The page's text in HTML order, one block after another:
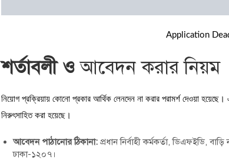
Application
শর্তাবলী ওআবেদন করার নিয়ম
নিয়োগ প্রক্রিয়ায় কোনো প্রকার আর্থিক লেনদেন না করার পরামর্শ দেওয়া হয়েছে।
নিরুৎসাহিত করা হয়েছে।
আবেদন পাঠানোর ঠিকানা:প্রধান নির্বাহী কর্মকর্তা, ডিএফইডি,
ঢাকা-১২০৭।